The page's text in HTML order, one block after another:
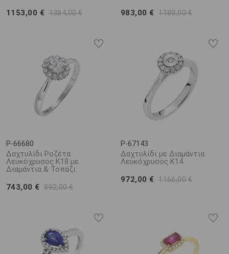
1153,00 € 1384,00 €
983,00 € 1180,00 €
P-66680
Δαχτυλίδι Ροζέτα
Λευκόχρυσος Κ18 με
Διαμάντια & Τοπάζι
743,00 € 892,00 €
P-67143
Δαχτυλίδι με Διαμάντια
Λευκόχρυσος Κ14
972,00 € 1166,00 €